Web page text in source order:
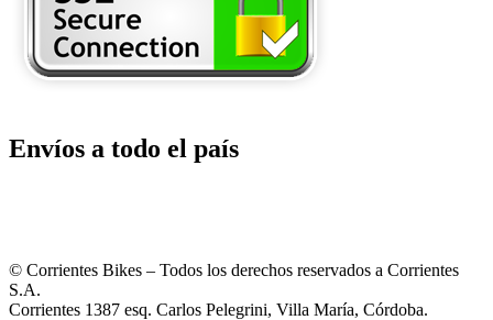
Envíos a todo el país
© Corrientes Bikes – Todos los derechos reservados a Corrientes
S.A.
Corrientes 1387 esq. Carlos Pelegrini, Villa María, Córdoba.